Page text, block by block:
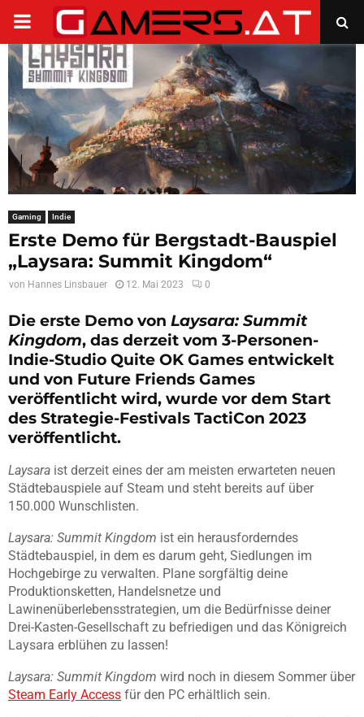
PRIMARY
MENU
Gaming Indie
Erste Demo für Bergstadt-Bauspiel
„Laysara: Summit Kingdom“
von Hannes Linsbauer 12. Mai 2023 0
Die erste Demo von Laysara: Summit
Kingdom, das derzeit vom 3-Personen-
Indie-Studio Quite OK Games entwickelt
und von Future Friends Games
veröffentlicht wird, wurde vor dem Start
des Strategie-Festivals TactiCon 2023
veröffentlicht.
Laysara ist derzeit eines der am meisten erwarteten neuen
Städtebauspiele auf Steam und steht bereits auf über
150.000 Wunschlisten.
Laysara: Summit Kingdom ist ein herausforderndes
Städtebauspiel, in dem es darum geht, Siedlungen im
Hochgebirge zu verwalten. Plane sorgfältig deine
Produktionsketten, Handelsnetze und
Lawinenüberlebensstrategien, um die Bedürfnisse deiner
Drei-Kasten-Gesellschaft zu befriedigen und das Königreich
Laysara erblühen zu lassen!
Laysara: Summit Kingdom wird noch in diesem Sommer über
Steam Early Access für den PC erhältlich sein.